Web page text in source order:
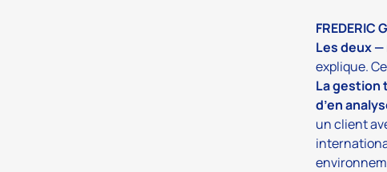
FREDERIC
Les deux
explique.
La gestion
d’en
un client